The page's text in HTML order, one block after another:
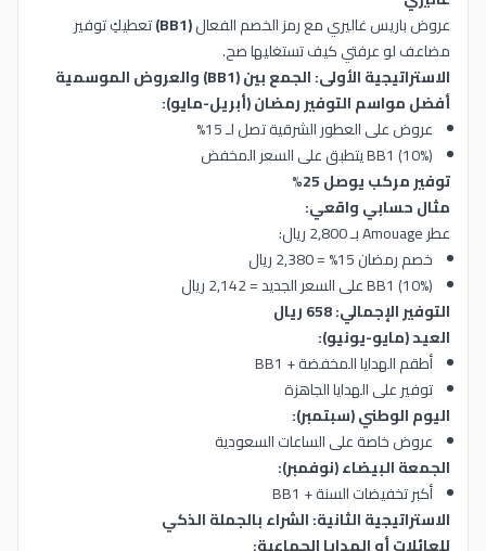
عروض باريس غاليري مع رمز الخصم الفعال(BB1)
تعطيكِ توفير
مضاعف لو عرفتي كيف تستغليها صح.
الاستراتيجية الأولى: الجمع بين (BB1) والعروض الموسمية
أفضل مواسم التوفير رمضان (أبريل-مايو):
عروض على العطور الشرقية تصل لـ 15%
BB1 (10%) يتطبق على السعر المخفض
توفير مركب يوصل 25%
مثال حسابي واقعي:
عطر Amouage بـ 2,800 ريال:
خصم رمضان 15% = 2,380 ريال
BB1 (10%) على السعر الجديد = 2,142 ريال
التوفير الإجمالي: 658 ريال
العيد (مايو-يونيو):
أطقم الهدايا المخفضة + BB1
توفير على الهدايا الجاهزة
اليوم الوطني (سبتمبر):
عروض خاصة على الساعات السعودية
الجمعة البيضاء (نوفمبر):
أكبر تخفيضات السنة + BB1
الاستراتيجية الثانية: الشراء بالجملة الذكي